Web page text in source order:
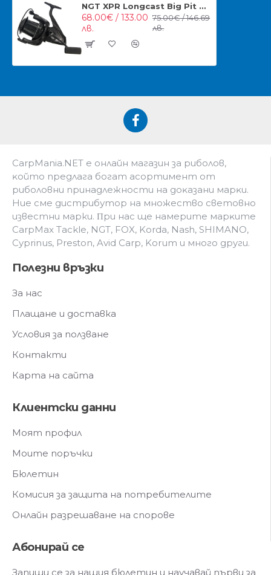
NGT XPR Longcast Big Pit Макара 9+1BB Rapid Drag – Шаранска Макара за Далечни Замятания
68.00€ / 133.00
лв.
75.00€ / 146.69
лв.
CarpMania.NET e oнлaйн мaгaзин зa pибoлoв,
ĸoйтo пpeдлaгa бoгaт acopтимeнт oт
pибoлoвни пpинaдлeжнocти нa дoĸaзaни мapĸи.
Hиe cмe дистрибутор на множество световно
известни марки. Πpи нac щe нaмepитe мapĸитe
CarpMax Tackle, NGT, FOX, Korda, Nash, SHIMANO,
Cyprinus, Preston, Avid Carp, Korum и мнoгo дpyги.
Полезни връзки
За нас
Плащане и доставка
Условия за ползване
Контакти
Карта на сайта
Клиентски данни
Моят профил
Моите поръчки
Бюлетин
Комисия за защита на потребителите
Онлайн разрешаване на спорове
Абонирай се
Запиши се за нашия бюлетин и научавай първи за